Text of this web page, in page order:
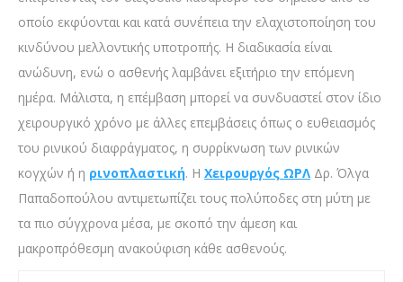
οποίο εκφύονται και κατά συνέπεια την ελαχιστοποίηση του
κινδύνου μελλοντικής υποτροπής. Η διαδικασία είναι
ανώδυνη, ενώ ο ασθενής λαμβάνει εξιτήριο την επόμενη
ημέρα. Μάλιστα, η επέμβαση μπορεί να συνδυαστεί στον ίδιο
χειρουργικό χρόνο με άλλες επεμβάσεις όπως ο ευθειασμός
του ρινικού διαφράγματος, η συρρίκνωση των ρινικών
κογχών ή η ρινοπλαστική. Η Χειρουργός ΩΡΛ Δρ. Όλγα
Παπαδοπούλου αντιμετωπίζει τους πολύποδες στη μύτη με
τα πιο σύγχρονα μέσα, με σκοπό την άμεση και
μακροπρόθεσμη ανακούφιση κάθε ασθενούς.